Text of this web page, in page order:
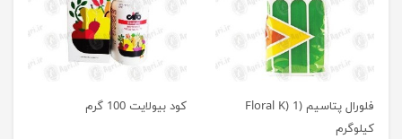
فلورال پتاسیم (Floral K) 1
کیلوگرم
کود بیولایت 100 گرم